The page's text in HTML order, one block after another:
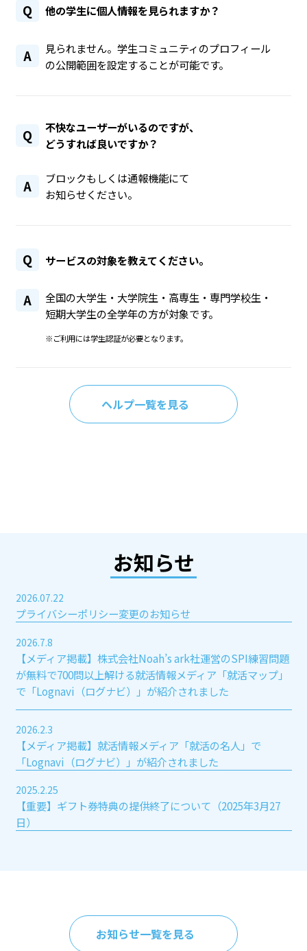
Q 他の学生に個人情報を見られますか？
A
見られません。学生コミュニティのプロフィール
の公開範囲を設定することが可能です。
Q
不快なユーザーがいるのですが、
どうすれば良いですか？
A
ブロックもしくは通報機能にて
お知らせください。
Q サービスの対象を教えてください。
A
全国の大学生・大学院生・高専生・専門学校生・
短期大学生の全学年の方が対象です。
※ご利用には学生認証が必要となります。
ヘルプ一覧を見る
お知らせ
2026.07.22
プライバシーポリシー変更のお知らせ
2026.7.8
【メディア掲載】 株式会社Noah’s ark社運営のSPI練習問題
が無料で700問以上解ける就活情報メディア 「就活マップ」
で「Lognavi（ログナビ）」が紹介されました
2026.2.3
【メディア掲載】就活情報メディア「就活の名人」で
「Lognavi（ログナビ）」が紹介されました
2025.2.25
【重要】ギフト券特典の提供終了について（2025年3月27
日）
お知らせ一覧を見る